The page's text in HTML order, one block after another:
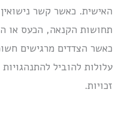
האישית. כאשר קשר
תחושות הקנאה, הכעס או
כאשר הצדדים מרגישים
עלולות להוביל
זכויות.